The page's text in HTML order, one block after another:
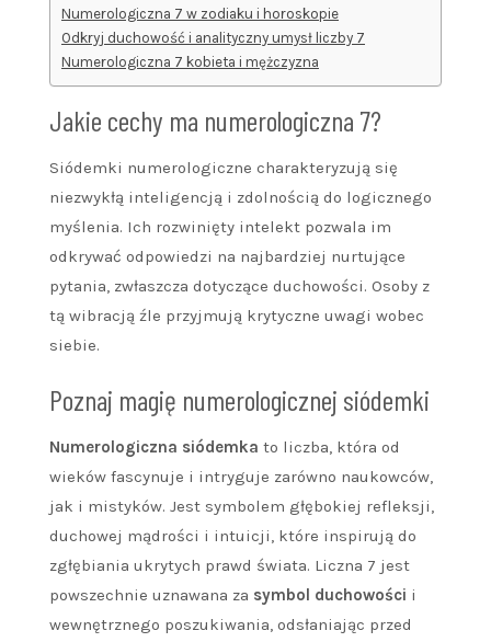
Numerologiczna 7 w zodiaku i horoskopie
Odkryj duchowość i analityczny umysł liczby 7
Numerologiczna 7 kobieta i mężczyzna
Jakie cechy ma numerologiczna 7?
Siódemki numerologiczne charakteryzują się
niezwykłą inteligencją i zdolnością do logicznego
myślenia. Ich rozwinięty intelekt pozwala im
odkrywać odpowiedzi na najbardziej nurtujące
pytania, zwłaszcza dotyczące duchowości. Osoby z
tą wibracją źle przyjmują krytyczne uwagi wobec
siebie.
Poznaj magię numerologicznej siódemki
Numerologiczna siódemka to liczba, która od
wieków fascynuje i intryguje zarówno naukowców,
jak i mistyków. Jest symbolem głębokiej refleksji,
duchowej mądrości i intuicji, które inspirują do
zgłębiania ukrytych prawd świata. Liczna 7 jest
powszechnie uznawana za symbol duchowości i
wewnętrznego poszukiwania, odsłaniając przed